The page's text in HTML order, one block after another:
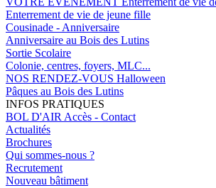
Enterrement de vie de jeune fille
Cousinade - Anniversaire
Anniversaire au Bois des Lutins
Sortie Scolaire
Colonie, centres, foyers, MLC...
NOS RENDEZ-VOUS Halloween
Pâques au Bois des Lutins
INFOS PRATIQUES
BOL D'AIR Accès - Contact
Actualités
Brochures
Qui sommes-nous ?
Recrutement
Nouveau bâtiment